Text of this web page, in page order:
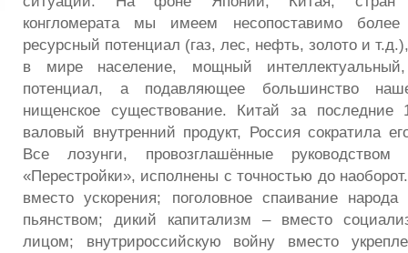
конгломерата мы имеем несопоставимо более
ресурсный потенциал (газ, лес, нефть, золото и
в мире население, мощный интеллектуальный,
потенциал, а подавляющее большинство
нищенское существование. Китай за
валовый внутренний продукт, Россия сократила
Все лозунги, провозглашённые
«Перестройки», исполнены с точностью до
вместо ускорения; поголовное спаивание
пьянством; дикий капитализм – вместо
лицом; внутрироссийскую войну вместо